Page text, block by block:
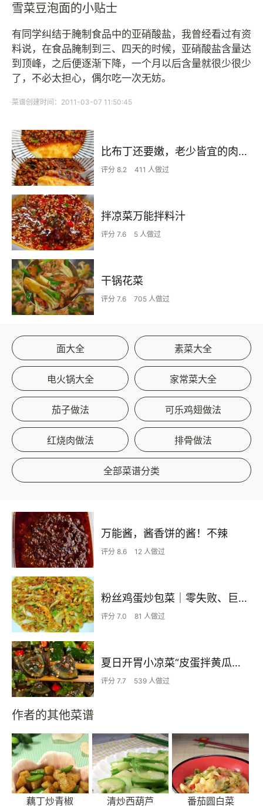
雪菜豆泡面的小贴士
有同学纠结于腌制食品中的亚硝酸盐，我曾经看过有资
料说，在食品腌制到三、四天的时候，亚硝酸盐含量达
到顶峰，之后便逐渐下降，一个月以后含量就很少很少
了，不必太担心，偶尔吃一次无妨。
菜谱创建时间：2011-03-07 11:50:45
比布丁还要嫩，老少皆宜的肉沫蒸蛋
评分 8.2 411 人做过
拌凉菜万能拌料汁
评分 7.6 5 人做过
干锅花菜
评分 7.6 705 人做过
面大全 素菜大全
电火锅大全 家常菜大全
茄子做法 可乐鸡翅做法
红烧肉做法 排骨做法
全部菜谱分类
万能酱，酱香饼的酱！不辣
评分 8.6 12 人做过
粉丝鸡蛋炒包菜｜零失败、巨下饭
评分 7.0 81 人做过
夏日开胃小凉菜“皮蛋拌黄瓜🥒”开胃减脂
评分 7.7 539 人做过
作者的其他菜谱
藕丁炒青椒 清炒西葫芦 番茄圆白菜